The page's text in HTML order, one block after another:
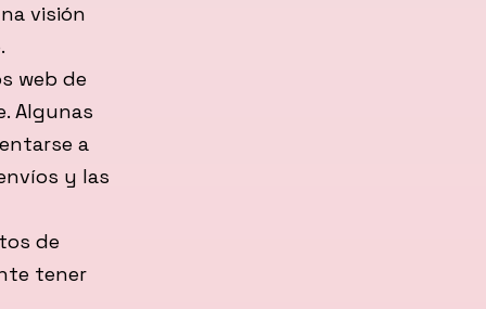
visión
web de
Algunas
a
y las
de
tener